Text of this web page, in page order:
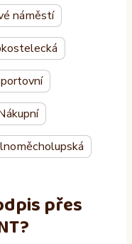
náměstí
přes